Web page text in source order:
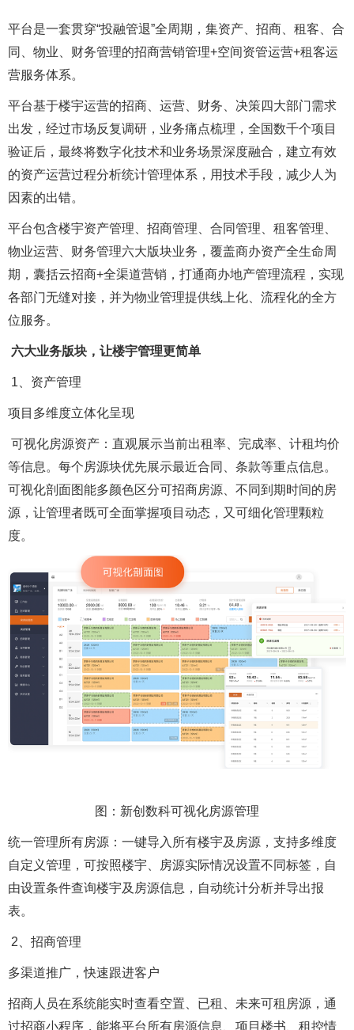
平台是一套贯穿“投融管退”全周期，集资产、招商、租客、合
同、物业、财务管理的招商营销管理+空间资管运营+租客运
营服务体系。
平台基于楼宇运营的招商、运营、财务、决策四大部门需求
出发，经过市场反复调研，业务痛点梳理，全国数千个项目
验证后，最终将数字化技术和业务场景深度融合，建立有效
的资产运营过程分析统计管理体系，用技术手段，减少人为
因素的出错。
平台包含楼宇资产管理、招商管理、合同管理、租客管理、
物业运营、财务管理六大版块业务，覆盖商办资产全生命周
期，囊括云招商+全渠道营销，打通商办地产管理流程，实现
各部门无缝对接，并为物业管理提供线上化、流程化的全方
位服务。
六大业务版块，让楼宇管理更简单
1、资产管理
项目多维度立体化呈现
可视化房源资产：直观展示当前出租率、完成率、计租均价
等信息。每个房源块优先展示最近合同、条款等重点信息。
可视化剖面图能多颜色区分可招商房源、不同到期时间的房
源，让管理者既可全面掌握项目动态，又可细化管理颗粒
度。
图：新创数科可视化房源管理
统一管理所有房源：一键导入所有楼宇及房源，支持多维度
自定义管理，可按照楼宇、房源实际情况设置不同标签，自
由设置条件查询楼宇及房源信息，自动统计分析并导出报
表。
2、招商管理
多渠道推广，快速跟进客户
招商人员在系统能实时查看空置、已租、未来可租房源，通
过招商小程序，能将平台所有房源信息、项目楼书、租控情